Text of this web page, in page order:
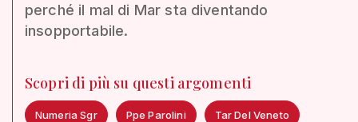
perché il mal di Mar sta diventando
insopportabile.
Scopri di più su questi argomenti
Numeria Sgr Ppe Parolini Tar Del Veneto